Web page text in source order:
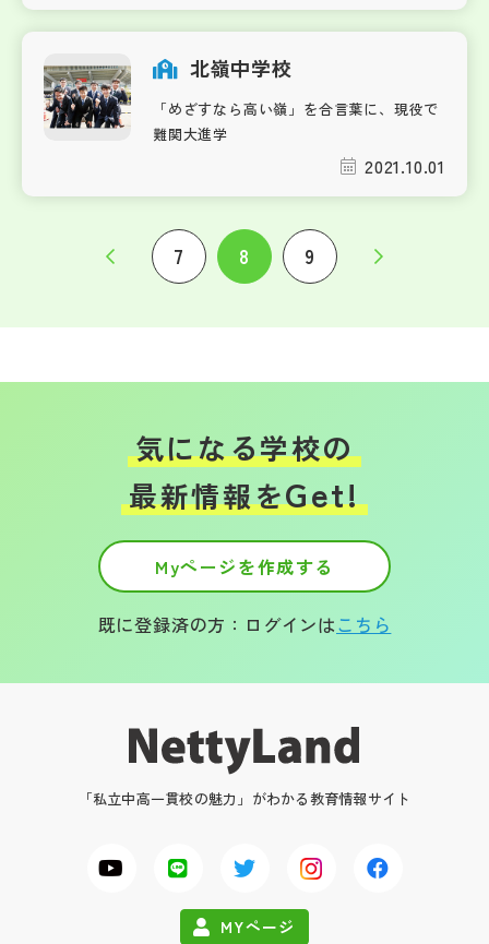
北嶺中学校
「めざすなら高い嶺」を合言葉に、現役で
難関大進学
2021.10.01
7 8 9
気になる学校の
最新情報をGet!
Myページを作成する
既に登録済の方：ログインはこちら
「私立中高一貫校の魅力」がわかる教育情報サイト
MYページ